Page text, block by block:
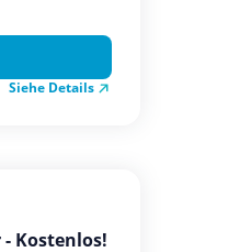
Siehe Details
Kostenlos!